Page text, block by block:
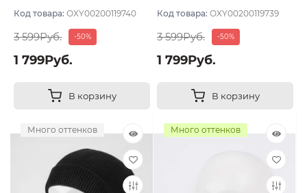
Код товара: OXY00200119740
3 599Руб. -50%
1 799Руб.
В корзину
Код товара: OXY00200119739
3 599Руб. -50%
1 799Руб.
В корзину
Много оттенков Много оттенков